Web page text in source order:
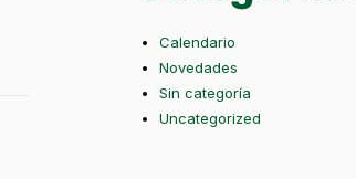
Calendario
Novedades
Sin categoría
Uncategorized